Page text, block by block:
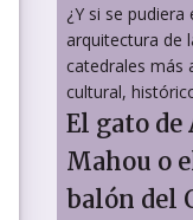
¿Y si se pudiera
arquitectura de
catedrales más
cultural,
El gato
Mahou o
balón del